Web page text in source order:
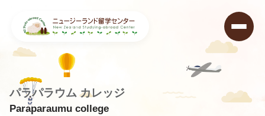
Paraparaumu college
パラパラウム カレッジ